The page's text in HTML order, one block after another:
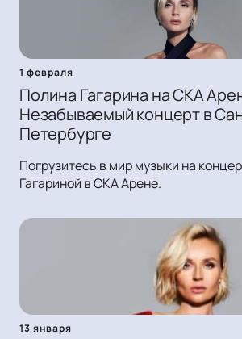
1 февраля
Полина Гагарина на СКА
Незабываемый концерт в
Петербурге
Погрузитесь в мир музыки на
Гагариной в СКА Арене.
13 января